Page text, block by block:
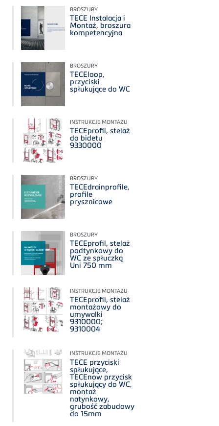
BROSZURY
TECE Instalacja i
Montaż, broszura
kompetencyjna
BROSZURY
TECEloop,
przyciski
spłukujące do WC
INSTRUKCJE MONTAŻU
TECEprofil, stelaż
do bidetu
9330000
BROSZURY
TECEdrainprofile,
profile
prysznicowe
BROSZURY
TECEprofil, stelaż
podtynkowy do
WC ze spłuczką
Uni 750 mm
INSTRUKCJE MONTAŻU
TECEprofil, stelaż
montażowy do
umywalki
9310000;
9310004
INSTRUKCJE MONTAŻU
TECE przyciski
spłukujące,
TECEnow przycisk
spłukujący do WC,
montaż
natynkowy,
grubość zabudowy
do 15mm